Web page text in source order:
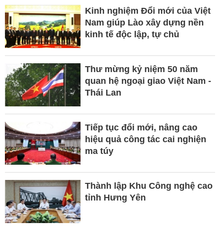
Kinh nghiệm Đổi mới của Việt
Nam giúp Lào xây dựng nền
kinh tế độc lập, tự chủ
Thư mừng kỷ niệm 50 năm
quan hệ ngoại giao Việt Nam -
Thái Lan
Tiếp tục đổi mới, nâng cao
hiệu quả công tác cai nghiện
ma túy
Thành lập Khu Công nghệ cao
tỉnh Hưng Yên